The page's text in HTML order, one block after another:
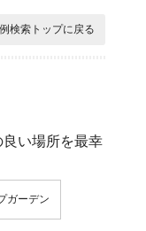
検索トップに戻る
い場所を最幸
ガーデン